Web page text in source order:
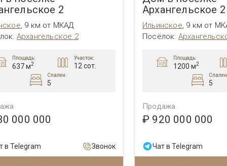
2
9 км от МКАД
Архангельское 2
Площадь:
637 м2
Участок:
12 сот.
Спален:
5
000 000
в Telegram Звонок
Архангельское 2
Ильинское 9 км от
Посёлок:
Площадь:
1200 м2
5
Продажа
₽ 920 000 000
Чат в Telegram